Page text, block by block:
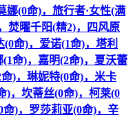
娜(0命)，旅行者·女性(满
焚曜千阳(精2)，四风原
命)，爱诺(1命)，塔利
命)，嘉明(2命)，夏沃蕾
)，琳妮特(0命)，米卡
)，坎蒂丝(0命)，柯莱(0
)，罗莎莉亚(0命)，辛